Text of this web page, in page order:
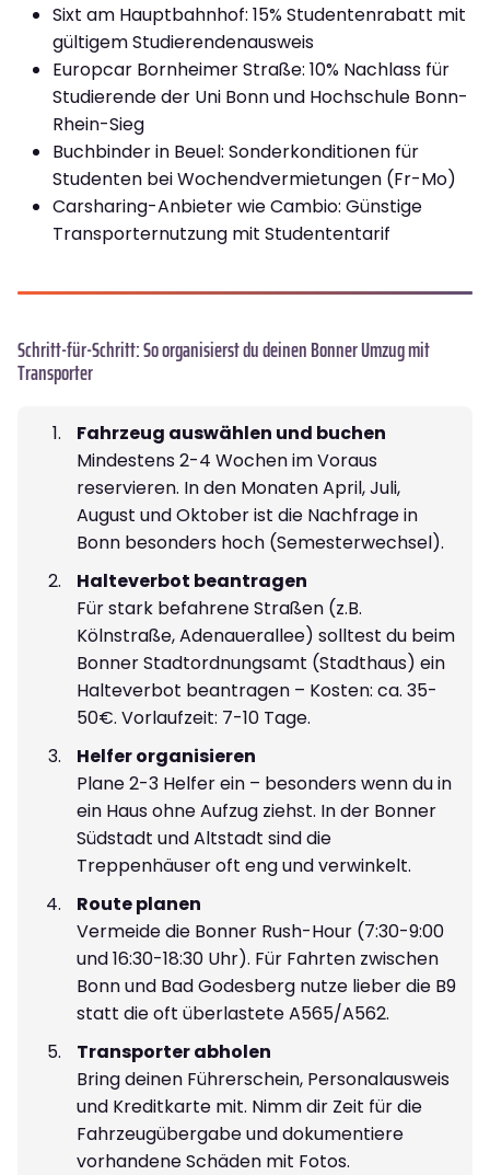
Sixt am Hauptbahnhof: 15% Studentenrabatt mit
gültigem Studierendenausweis
Europcar Bornheimer Straße: 10% Nachlass für
Studierende der Uni Bonn und Hochschule Bonn-
Rhein-Sieg
Buchbinder in Beuel: Sonderkonditionen für
Studenten bei Wochendvermietungen (Fr-Mo)
Carsharing-Anbieter wie Cambio: Günstige
Transporternutzung mit Studententarif
Schritt-für-Schritt: So organisierst du deinen Bonner Umzug mit
Transporter
Fahrzeug auswählen und buchen
Mindestens 2-4 Wochen im Voraus
reservieren. In den Monaten April, Juli,
August und Oktober ist die Nachfrage in
Bonn besonders hoch (Semesterwechsel).
Halteverbot beantragen
Für stark befahrene Straßen (z.B.
Kölnstraße, Adenauerallee) solltest du beim
Bonner Stadtordnungsamt (Stadthaus) ein
Halteverbot beantragen – Kosten: ca. 35-
50€. Vorlaufzeit: 7-10 Tage.
Helfer organisieren
Plane 2-3 Helfer ein – besonders wenn du in
ein Haus ohne Aufzug ziehst. In der Bonner
Südstadt und Altstadt sind die
Treppenhäuser oft eng und verwinkelt.
Route planen
Vermeide die Bonner Rush-Hour (7:30-9:00
und 16:30-18:30 Uhr). Für Fahrten zwischen
Bonn und Bad Godesberg nutze lieber die B9
statt die oft überlastete A565/A562.
Transporter abholen
Bring deinen Führerschein, Personalausweis
und Kreditkarte mit. Nimm dir Zeit für die
Fahrzeugübergabe und dokumentiere
vorhandene Schäden mit Fotos.